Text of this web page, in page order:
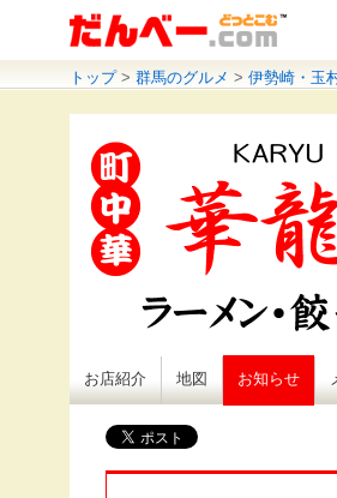
トップ> 群馬のグルメ > 伊勢崎・玉
お店紹介 地図 お知らせ